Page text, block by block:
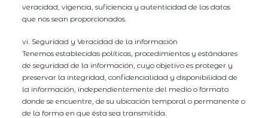
veracidad, vigencia, suficiencia y autenticidad de los datos
que nos sean proporcionados.
vi. Seguridad y Veracidad de la información
Tenemos establecidas políticas, procedimientos y estándares
de seguridad de la información, cuyo objetivo es proteger y
preservar la integridad, confidencialidad y disponibilidad de
la información, independientemente del medio o formato
donde se encuentre, de su ubicación temporal o permanente o
de la forma en que ésta sea transmitida.